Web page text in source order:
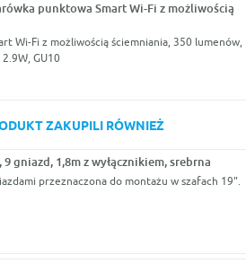
punktowa Smart Wi-Fi z możliwością
Wi-Fi z możliwością ściemniania, 350 lumenów,
GU10
ZAKUPILI RÓWNIEŻ
gniazd, 1,8m z wyłącznikiem, srebrna
przeznaczona do montażu w szafach 19".